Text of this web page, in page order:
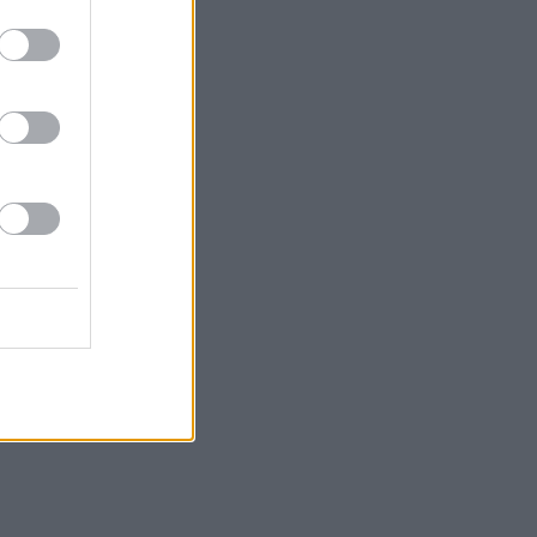
διάρκεια
ενέργειας
επόμενο
όπου η τιμή
9/6 στα
αερίου σε
ΔΕΗ στο